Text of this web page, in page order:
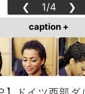
❮ 1/4 ❯
caption +